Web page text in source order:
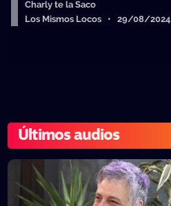
Charly te la Saco
Los Mismos Locos • 29/08/2024
Últimos audios